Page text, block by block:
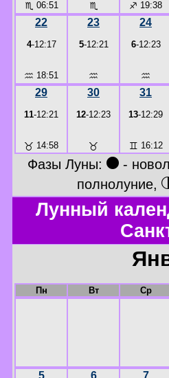
♏ 06:51 ♏ ♐ 19:38
22
4-12:17
♒ 18:51
23
5-12:21
♒
24
6-12:23
♒
29
11-12:21
♉ 14:58
30
12-12:23
♉
31
13-12:29
♊ 16:12
Фазы Луны: ● -
полнолуние,
Лунный
Пн Вт Ср
5 6 7